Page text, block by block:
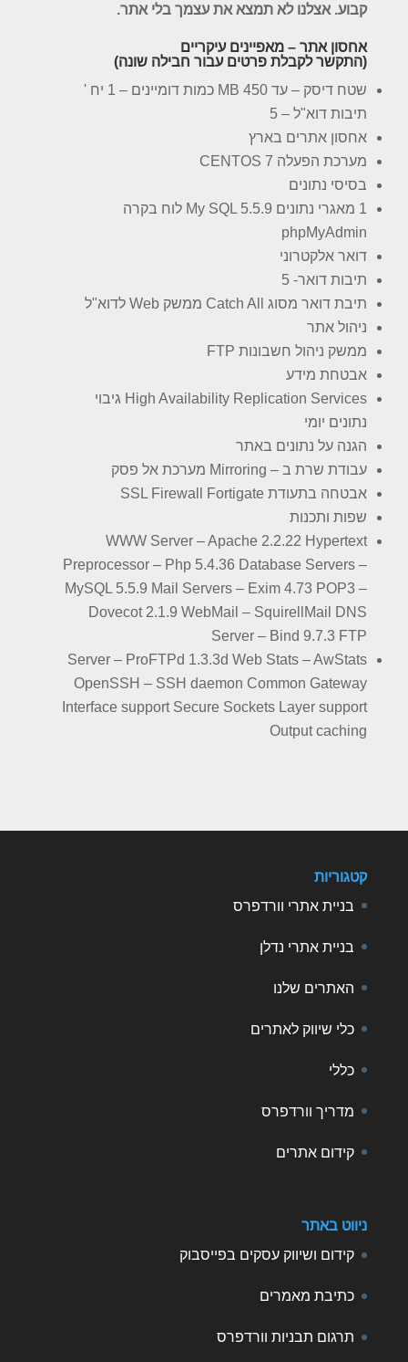
קבוע. אצלנו לא תמצא את עצמך בלי אתר.
אחסון אתר – מאפיינים עיקריים
(התקשר לקבלת פרטים עבור חבילה שונה)
שטח דיסק – עד 450 MB כמות דומיינים – 1 יח '
תיבות דוא"ל – 5
אחסון אתרים בארץ
מערכת הפעלה CENTOS 7
בסיסי נתונים
1 מאגרי נתונים My SQL 5.5.9 לוח בקרה
phpMyAdmin
דואר אלקטרוני
תיבות דואר- 5
תיבת דואר מסוג Catch All ממשק Web לדוא"ל
ניהול אתר
ממשק ניהול חשבונות FTP
אבטחת מידע
High Availability Replication Services גיבוי
נתונים יומי
הגנה על נתונים באתר
עבודת שרת ב – Mirroring מערכת אל פסק
אבטחה בתעודת SSL Firewall Fortigate
שפות ותכנות
WWW Server – Apache 2.2.22 Hypertext
Preprocessor – Php 5.4.36 Database Servers –
MySQL 5.5.9 Mail Servers – Exim 4.73 POP3 –
Dovecot 2.1.9 WebMail – SquirellMail DNS
Server – Bind 9.7.3 FTP
Server – ProFTPd 1.3.3d Web Stats – AwStats
OpenSSH – SSH daemon Common Gateway
Interface support Secure Sockets Layer support
Output caching
קטגוריות
בניית אתרי וורדפרס
בניית אתרי נדלן
האתרים שלנו
כלי שיווק לאתרים
כללי
מדריך וורדפרס
קידום אתרים
ניווט באתר
קידום ושיווק עסקים בפייסבוק
כתיבת מאמרים
תרגום תבניות וורדפרס